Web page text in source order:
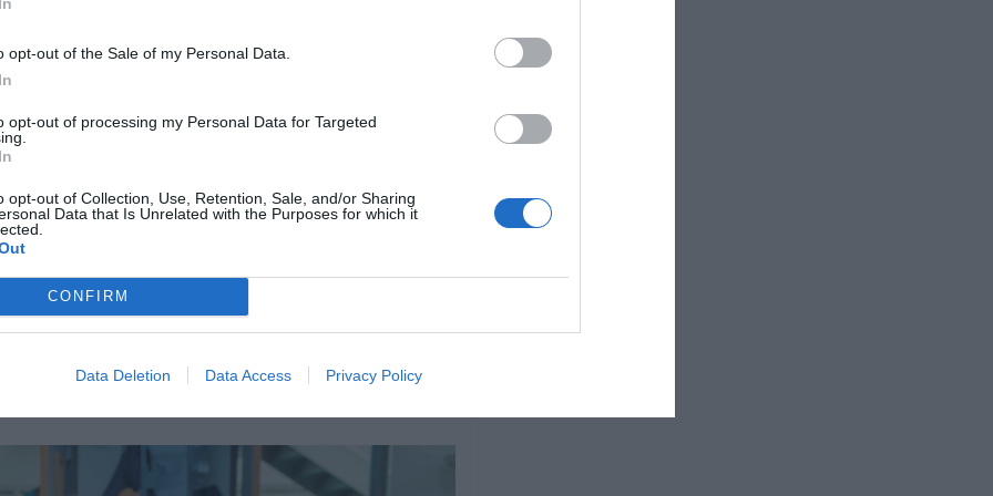
opt-out of the Sale of my Personal Data.
opt-out of processing my Personal Data for Targeted
opt-out of Collection, Use, Retention, Sale, and/or Sharing
Data that Is Unrelated with the Purposes for which it
CONFIRM
Data Deletion Data Access Privacy Policy
di lavoro, November sceglie di narrare gli attentati al
specifico e pragmatico.
giorni terribili per la Francia
che annuncia in diretta TV misure eccezionali per evitare
da poco:
mostra un locale di musica che dopo gli spari è ricolmo di
fingono morti mentre i terroristi se ne vanno?
mancare di rispetto a chi ha vissuto quell’esperienza o